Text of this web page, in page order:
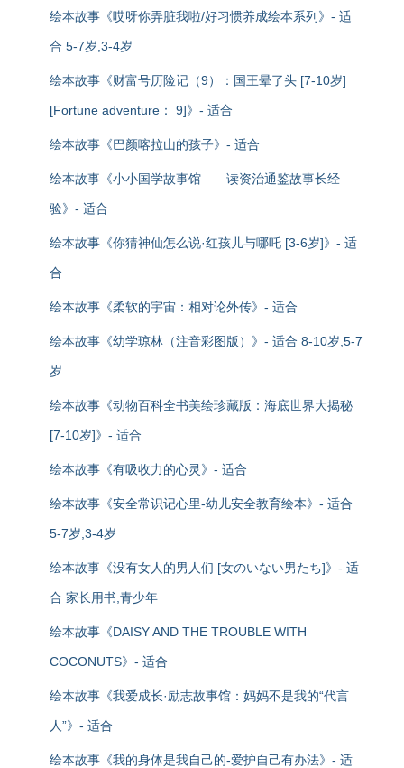
绘本故事《哎呀你弄脏我啦/好习惯养成绘本系列》- 适
合 5-7岁,3-4岁
绘本故事《财富号历险记（9）：国王晕了头 [7-10岁]
[Fortune adventure： 9]》- 适合
绘本故事《巴颜喀拉山的孩子》- 适合
绘本故事《小小国学故事馆——读资治通鉴故事长经
验》- 适合
绘本故事《你猜神仙怎么说·红孩儿与哪吒 [3-6岁]》- 适
合
绘本故事《柔软的宇宙：相对论外传》- 适合
绘本故事《幼学琼林（注音彩图版）》- 适合 8-10岁,5-7
岁
绘本故事《动物百科全书美绘珍藏版：海底世界大揭秘
[7-10岁]》- 适合
绘本故事《有吸收力的心灵》- 适合
绘本故事《安全常识记心里-幼儿安全教育绘本》- 适合
5-7岁,3-4岁
绘本故事《没有女人的男人们 [女のいない男たち]》- 适
合 家长用书,青少年
绘本故事《DAISY AND THE TROUBLE WITH
COCONUTS》- 适合
绘本故事《我爱成长·励志故事馆：妈妈不是我的“代言
人”》- 适合
绘本故事《我的身体是我自己的-爱护自己有办法》- 适